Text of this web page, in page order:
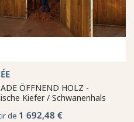
ÖFFNEND HOLZ -
Kiefer / Schwanenhals
de 1 692,48 €